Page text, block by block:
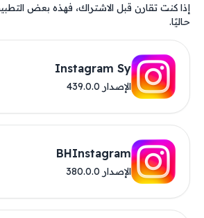
إذا كنت تقارن قبل الاشتراك، فهذه بعض
حاليًا.
Instagram Sy
الإصدار 439.0.0
BHInstagram
الإصدار 380.0.0